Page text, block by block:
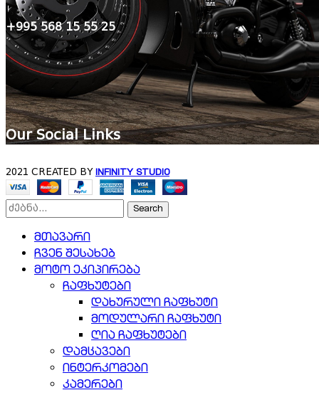
+995 568 15 55 25
Our Social Links
2021 CREATED BY INFINITY STUDIO
Search
მთავარი
ჩვენ შესახებ
მოტო ეკიპირება
ჩაფხუტები
დახურული ჩაფხუტი
მოდულარი ჩაფხუტი
ღია ჩაფხუტები
დამცავები
ინტერკომები
კამერები